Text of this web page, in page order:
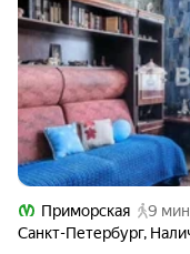
Приморская
9
Санкт-Петербург,